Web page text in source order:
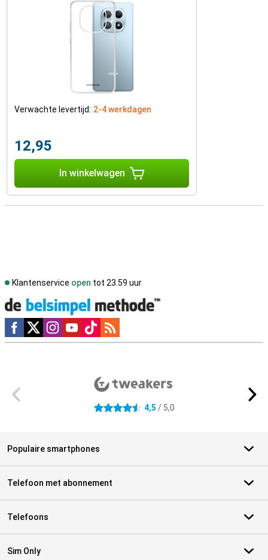
Verwachte levertijd: 2-4 werkdagen
12,95
In winkelwagen
Klantenservice open tot 23.59 uur
Social media
4.5 sterren 4,5 / 5,0
Populaire smartphones
Telefoon met abonnement
Telefoons
Sim Only